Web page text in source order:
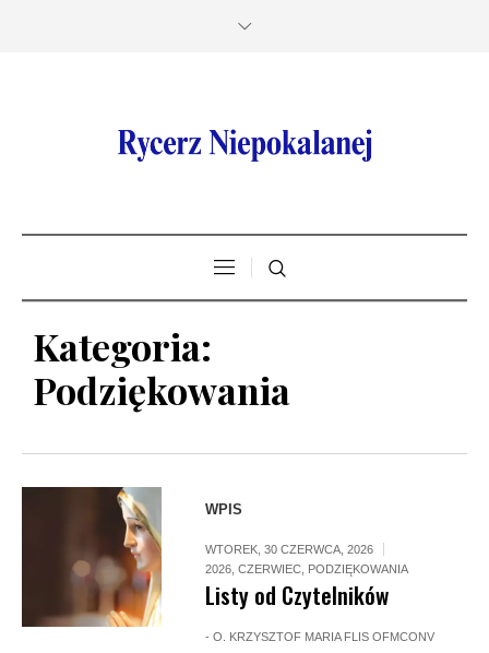
Kategoria:
Podziękowania
WPIS
WTOREK, 30 CZERWCA, 2026
2026 ,CZERWIEC PODZIĘKOWANIA
Listy od Czytelników
-O. KRZYSZTOF MARIA FLIS OFMCONV